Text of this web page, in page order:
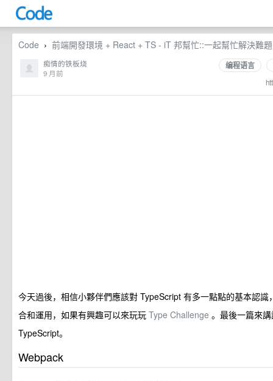
Code › 前端開發環境 + React + TS - iT 邦幫忙::一起幫忙解決難
编程语言
痴情的铁板烧
9 月前
今天過後，相信小夥伴們應該對 TypeScript 有多一點點的基本認
合和運用，如果有興趣可以來玩玩 Type Challenge 。最後一篇來
TypeScript。
Webpack